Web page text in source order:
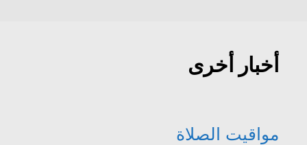
أخبار أخرى
مواقيت الصلاة